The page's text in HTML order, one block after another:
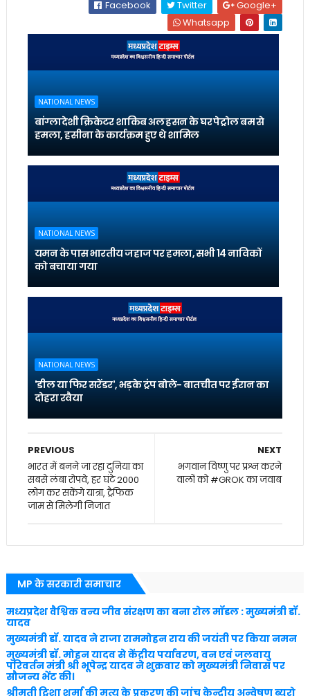
Facebook
Twitter
Google+
Whatsapp
NATIONAL NEWS
बांग्लादेशी क्रिकेटर शाकिब अल हसन के घर पेट्रोल बम से
हमला, हसीना के कार्यक्रम हुए थे शामिल
NATIONAL NEWS
यमन के पास भारतीय जहाज पर हमला, सभी 14 नाविकों
को बचाया गया
NATIONAL NEWS
'डील या फिर सरेंडर', भड़के ट्रंप बोले- बातचीत पर ईरान का
दोहरा रवैया
NEXT
भगवान विष्णु पर प्रश्न करने
वालों को #GROK का जवाब
PREVIOUS
भारत में बनने जा रहा दुनिया का
सबसे लंबा रोपवे, हर घंटे 2000
लोग कर सकेंगे यात्रा, ट्रैफिक
जाम से मिलेगी निजात
MP के सरकारी समाचार
मध्यप्रदेश वैश्विक वन्य जीव संरक्षण का बना रोल मॉडल : मुख्यमंत्री डॉ.
यादव
मुख्यमंत्री डॉ. यादव ने राजा राममोहन राय की जयंती पर किया नमन
मुख्यमंत्री डॉ. मोहन यादव से केंद्रीय पर्यावरण, वन एवं जलवायु
परिवर्तन मंत्री श्री भूपेन्द्र यादव ने शुक्रवार को मुख्यमंत्री निवास पर
सौजन्य भेंट की।
श्रीमती ट्विशा शर्मा की मृत्यु के प्रकरण की जांच केन्द्रीय अन्वेषण ब्यूरो